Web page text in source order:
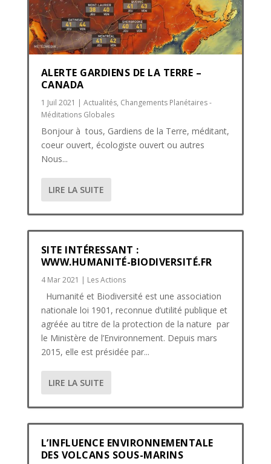
ALERTE GARDIENS DE LA TERRE –
CANADA
1 Juil 2021 | Actualités, Changements Planétaires -
Méditations Globales
Bonjour à tous, Gardiens de la Terre, méditant,
coeur ouvert, écologiste ouvert ou autres
Nous...
LIRE LA SUITE
SITE INTÉRESSANT :
WWW.HUMANITÉ-BIODIVERSITÉ.FR
4 Mar 2021 | Les Actions
Humanité et Biodiversité est une association
nationale loi 1901, reconnue d’utilité publique et
agréée au titre de la protection de la nature par
le Ministère de l’Environnement. Depuis mars
2015, elle est présidée par...
LIRE LA SUITE
L’INFLUENCE ENVIRONNEMENTALE
DES VOLCANS SOUS-MARINS